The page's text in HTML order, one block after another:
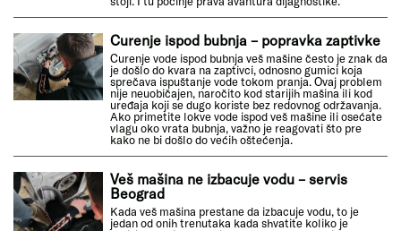
Curenje ispod bubnja – popravka zaptivke
Curenje vode ispod bubnja veš mašine često je znak da
je došlo do kvara na zaptivci, odnosno gumici koja
sprečava ispuštanje vode tokom pranja. Ovaj problem
nije neuobičajen, naročito kod starijih mašina ili kod
uređaja koji se dugo koriste bez redovnog održavanja.
Ako primetite lokve vode ispod veš mašine ili osećate
vlagu oko vrata bubnja, važno je reagovati što pre
kako ne bi došlo do većih oštećenja.
Veš mašina ne izbacuje vodu – servis
Beograd
Kada veš mašina prestane da izbacuje vodu, to je
jedan od onih trenutaka kada shvatite koliko je